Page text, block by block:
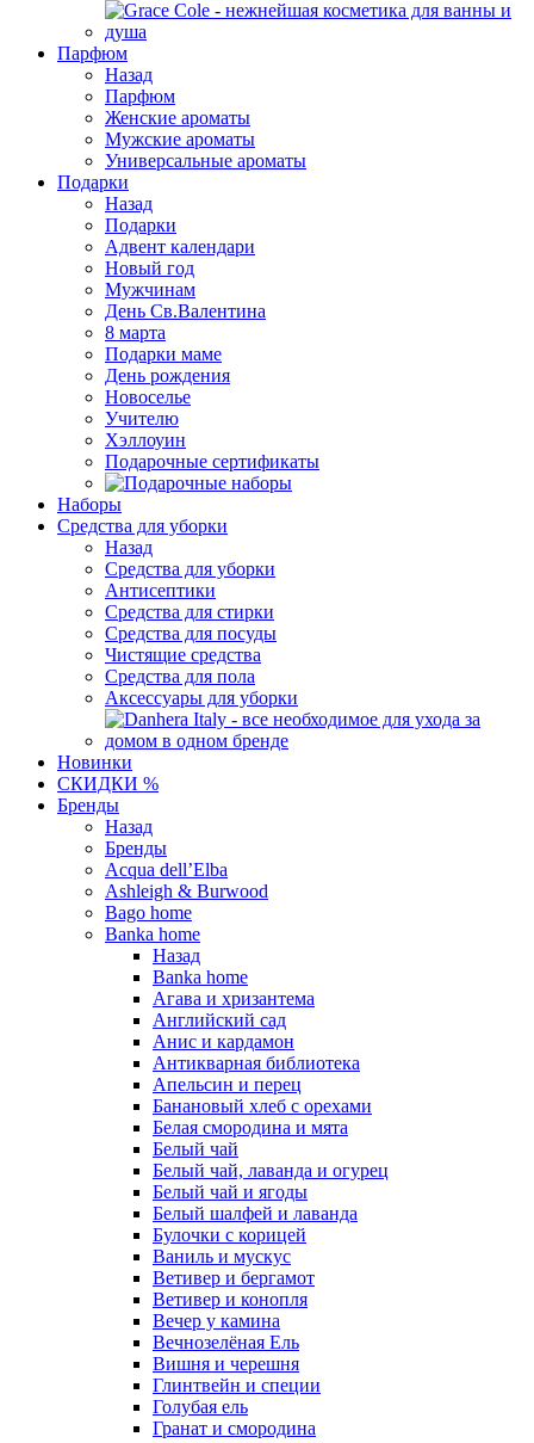
Парфюм
Назад
Парфюм
Женские ароматы
Мужские ароматы
Универсальные ароматы
Подарки
Назад
Подарки
Адвент календари
Новый год
Мужчинам
День Св.Валентина
8 марта
Подарки маме
День рождения
Новоселье
Учителю
Хэллоуин
Подарочные сертификаты
Наборы
Средства для уборки
Назад
Средства для уборки
Антисептики
Средства для стирки
Средства для посуды
Чистящие средства
Средства для пола
Аксессуары для уборки
Новинки
СКИДКИ %
Бренды
Назад
Бренды
Acqua dell’Elba
Ashleigh & Burwood
Bago home
Banka home
Назад
Banka home
Агава и хризантема
Английский сад
Анис и кардамон
Антикварная библиотека
Апельсин и перец
Банановый хлеб с орехами
Белая смородина и мята
Белый чай
Белый чай, лаванда и огурец
Белый чай и ягоды
Белый шалфей и лаванда
Булочки с корицей
Ваниль и мускус
Ветивер и бергамот
Ветивер и конопля
Вечер у камина
Вечнозелёная Ель
Вишня и черешня
Глинтвейн и специи
Голубая ель
Гранат и смородина